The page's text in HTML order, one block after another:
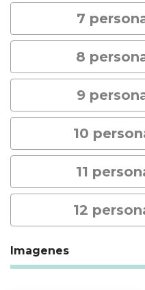
7
8
9
10
11
12
Imagenes